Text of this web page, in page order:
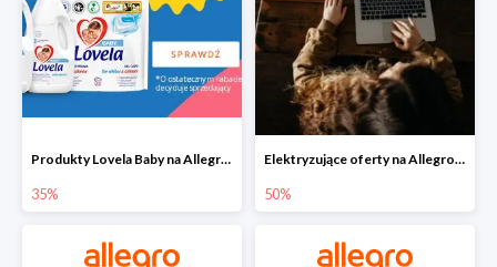
Produkty Lovela Baby na Allegro do -35%
35%
Elektryzujące oferty na Allegro do -50%
50%